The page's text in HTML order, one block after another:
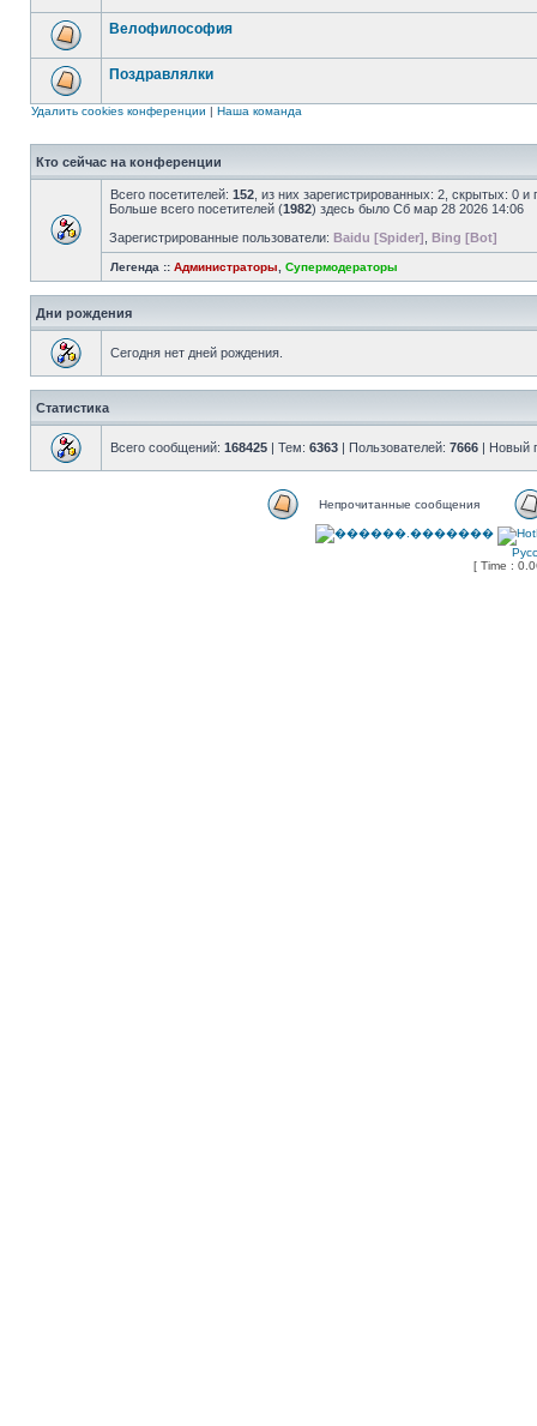
Велофилософия
Поздравлялки
Удалить cookies конференции | Наша команда
Кто сейчас на конференции
Всего посетителей: 152 , из них зарегистрированных: 2, скрытых: 0
Больше всего посетителей (1982) здесь было Сб мар 28 2026 14:06
Зарегистрированные пользователи: Baidu [Spider] Bing [Bot]
Легенда :: Администраторы Супермодераторы
Дни рождения
Сегодня нет дней рождения.
Статистика
Всего сообщений: 168425 | Тем: 6363 | Пользователей: 7666 | Новый
Непрочитанные сообщения
[ Time :